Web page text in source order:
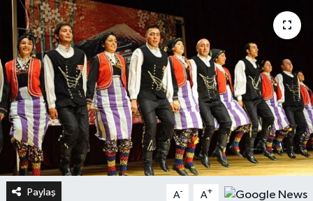
Paylaş A- A+
Haber Arşivi